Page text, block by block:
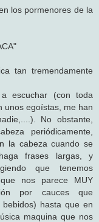
los pormenores de la
tan tremendamente
escuchar (con toda
unos egoístas, me han
No obstante,
periódicamente,
la cabeza cuando se
frases largas, y
que tenemos
nos parece MUY
por cauces que
hasta que en
maquina que nos